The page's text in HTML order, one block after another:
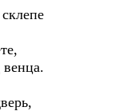
венца.